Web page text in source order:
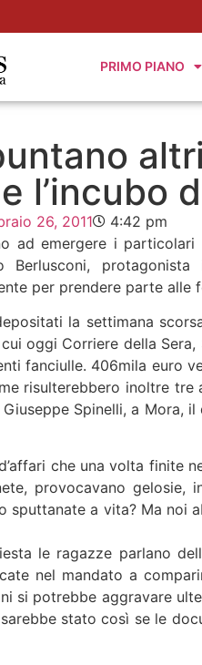
PRIMO PIANO
l’incubo
26, 2011
4:42 pm
ad emergere i
protagonista
per prendere parte alle
la settimana
oggi Corriere della
fanciulle. 406mila euro
risulterebbero inoltre
Spinelli, a Mora,
che una volta finite
provocavano
sputtanate a vita? Ma noi
le ragazze parlano
nel mandato a
si potrebbe aggravare
stato così se le